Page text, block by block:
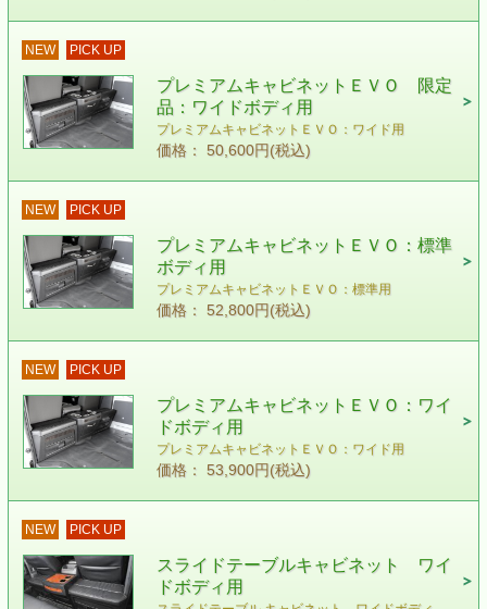
NEW PICK UP
プレミアムキャビネットＥＶＯ 限定
品：ワイドボディ用
プレミアムキャビネットＥＶＯ：ワイド用
価格： 50,600円(税込)
NEW PICK UP
プレミアムキャビネットＥＶＯ：標準
ボディ用
プレミアムキャビネットＥＶＯ：標準用
価格： 52,800円(税込)
NEW PICK UP
プレミアムキャビネットＥＶＯ：ワイ
ドボディ用
プレミアムキャビネットＥＶＯ：ワイド用
価格： 53,900円(税込)
NEW PICK UP
スライドテーブルキャビネット ワイ
ドボディ用